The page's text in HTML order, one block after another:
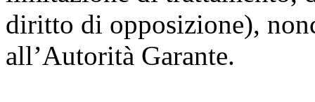
diritto di opposizione),
all’Autorità Garante.